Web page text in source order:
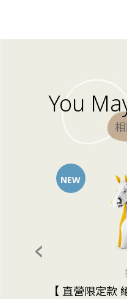
You
【 直營限定款
NEW